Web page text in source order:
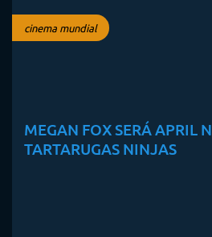
cinema mundial
MEGAN FOX SERÁ APRIL
TARTARUGAS NINJAS